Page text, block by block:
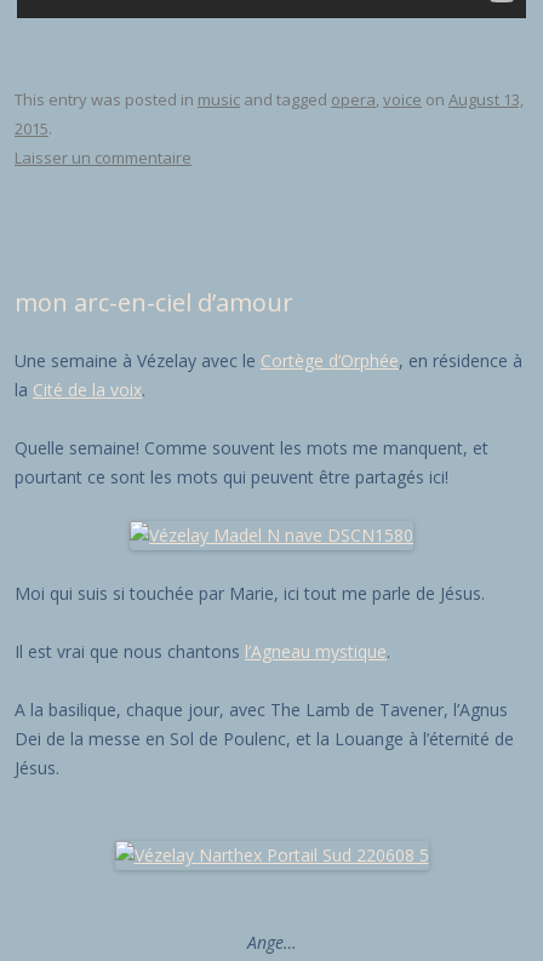
This entry was posted in music and tagged opera, voice on August 13,
2015.
Laisser un commentaire
mon arc-en-ciel d’amour
Une semaine à Vézelay avec le Cortège d’Orphée, en résidence à
la Cité de la voix.
Quelle semaine! Comme souvent les mots me manquent, et
pourtant ce sont les mots qui peuvent être partagés ici!
Moi qui suis si touchée par Marie, ici tout me parle de Jésus.
Il est vrai que nous chantons l’Agneau mystique.
A la basilique, chaque jour, avec The Lamb de Tavener, l’Agnus
Dei de la messe en Sol de Poulenc, et la Louange à l’éternité de
Jésus.
Ange…